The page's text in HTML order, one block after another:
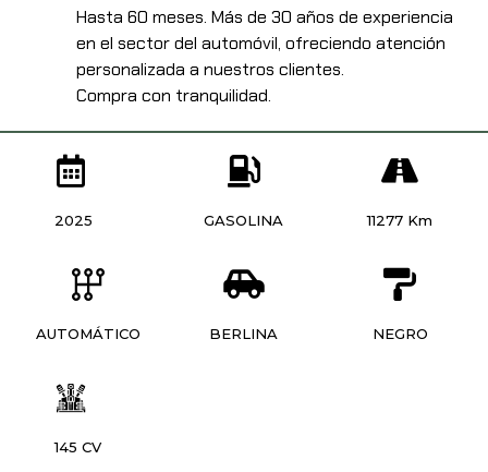
Hasta 60 meses. Más de 30 años de experiencia
en el sector del automóvil, ofreciendo atención
personalizada a nuestros clientes.
Compra con tranquilidad.
2025 GASOLINA 11277 Km
AUTOMÁTICO BERLINA NEGRO
145 CV